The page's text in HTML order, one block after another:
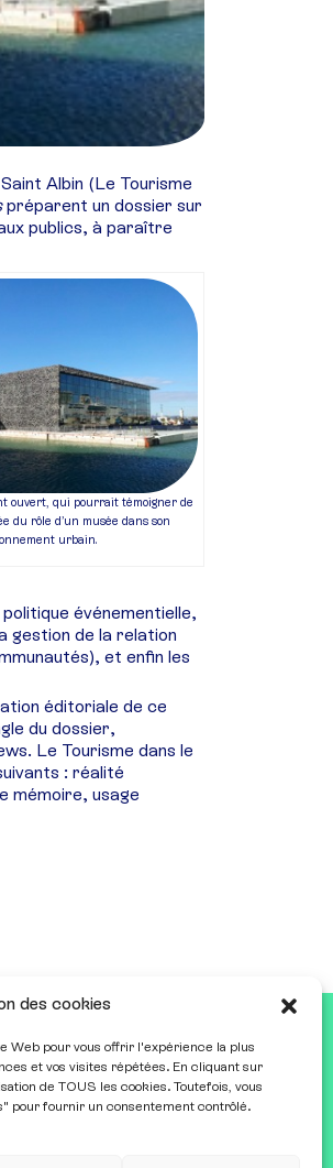
des cookies
Web pour vous offrir l'expérience la plus
et vos visites répétées. En cliquant sur
de TOUS les cookies. Toutefois, vous
pour fournir un consentement contrôlé.
Albin (Le Tourisme
préparent un dossier sur
publics, à paraître
ouvert, qui pourrait témoigner de
du rôle d’un musée dans son
urbain.
événementielle,
gestion de la relation
et enfin les
éditoriale de ce
du dossier,
Le Tourisme dans le
: réalité
mémoire, usage
newsletter